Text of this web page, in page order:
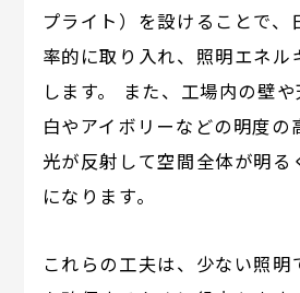
プライト）を設けることで、
率的に取り入れ、照明エネル
します。 また、工場内の壁
白やアイボリーなどの明度の
光が反射して空間全体が明る
になります。
これらの工夫は、少ない照明